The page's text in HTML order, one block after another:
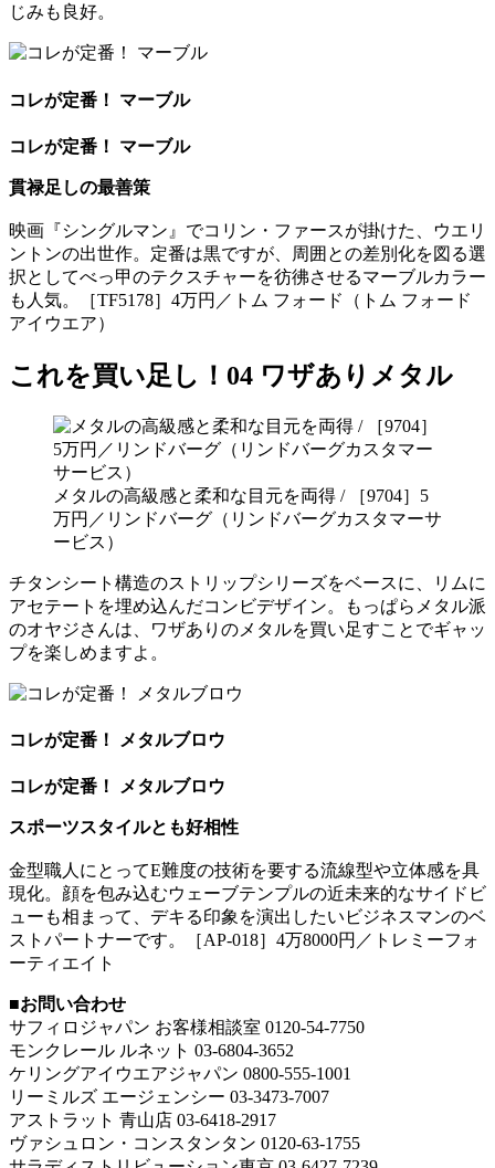
じみも良好。
コレが定番！ マーブル
コレが定番！ マーブル
貫禄足しの最善策
映画『シングルマン』でコリン・ファースが掛けた、ウエリ
ントンの出世作。定番は黒ですが、周囲との差別化を図る選
択としてべっ甲のテクスチャーを彷彿させるマーブルカラー
も人気。［TF5178］4万円／トム フォード（トム フォード
アイウエア）
これを買い足し！04 ワザありメタル
メタルの高級感と柔和な目元を両得 / ［9704］5
万円／リンドバーグ（リンドバーグカスタマーサ
ービス）
チタンシート構造のストリップシリーズをベースに、リムに
アセテートを埋め込んだコンビデザイン。もっぱらメタル派
のオヤジさんは、ワザありのメタルを買い足すことでギャッ
プを楽しめますよ。
コレが定番！ メタルブロウ
コレが定番！ メタルブロウ
スポーツスタイルとも好相性
金型職人にとってE難度の技術を要する流線型や立体感を具
現化。顔を包み込むウェーブテンプルの近未来的なサイドビ
ューも相まって、デキる印象を演出したいビジネスマンのベ
ストパートナーです。［AP-018］4万8000円／トレミーフォ
ーティエイト
■お問い合わせ
サフィロジャパン お客様相談室 0120-54-7750
モンクレール ルネット 03-6804-3652
ケリングアイウエアジャパン 0800-555-1001
リーミルズ エージェンシー 03-3473-7007
アストラット 青山店 03-6418-2917
ヴァシュロン・コンスタンタン 0120-63-1755